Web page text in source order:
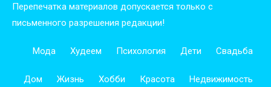
Перепечатка материалов допускается только с
письменного разрешения редакции!
Мода Худеем Психология Дети Свадьба
Дом Жизнь Хобби Красота Недвижимость